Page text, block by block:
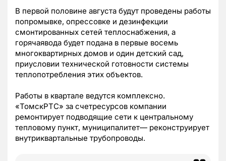
В первой половине августа будут проведены работы
попромывке, опрессовке и дезинфекции
смонтированных сетей теплоснабжения, а
горячаявода будет подана в первые восемь
многоквартирных домов и один детский сад,
приусловии технической готовности системы
теплопотребления этих объектов.
Работы в квартале ведутся комплексно.
«ТомскРТС» за счетресурсов компании
ремонтирует подводящие сети к центральному
тепловому пункт, муниципалитет— реконструирует
внутриквартальные трубопроводы.